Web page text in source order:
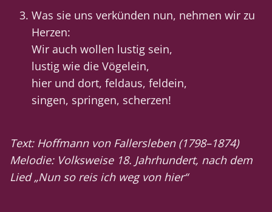
Was sie uns verkünden nun, nehmen wir zu
Herzen:
Wir auch wollen lustig sein,
lustig wie die Vögelein,
hier und dort, feldaus, feldein,
singen, springen, scherzen!
Text: Hoffmann von Fallersleben (1798–1874)
Melodie: Volksweise 18. Jahrhundert, nach dem
Lied „Nun so reis ich weg von hier“